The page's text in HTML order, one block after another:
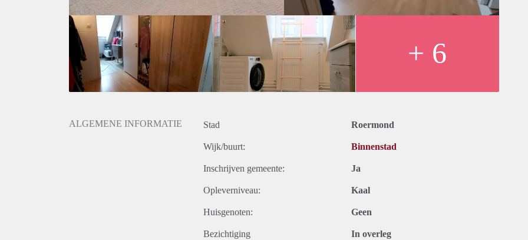
+ 6
ALGEMENE INFORMATIE Stad Roermond
Wijk/buurt: Binnenstad
Inschrijven gemeente: Ja
Opleverniveau: Kaal
Huisgenoten: Geen
Bezichtiging In overleg